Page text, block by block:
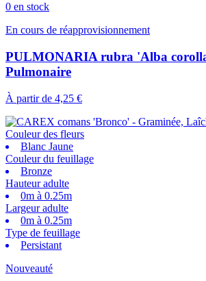
0 en stock
En cours de réapprovisionnement
PULMONARIA rubra 'Alba
Pulmonaire
À partir de 4,25 €
Couleur des fleurs
Blanc Jaune
Couleur du feuillage
Bronze
Hauteur adulte
0m à 0.25m
Largeur adulte
0m à 0.25m
Type de feuillage
Persistant
Nouveauté